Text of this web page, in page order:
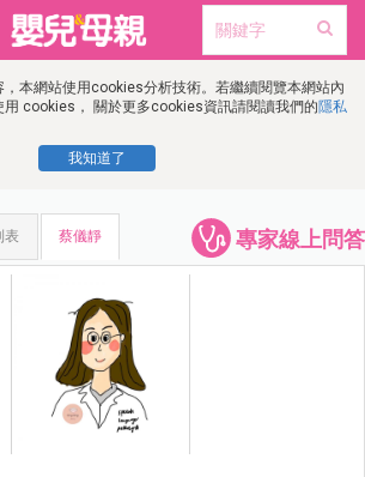
本網站使用cookies分析技術。若繼續閱覽本網站內
用 cookies， 關於更多cookies資訊請閱讀我們的隱私
我知道了
專家線上問答
表 蔡儀靜